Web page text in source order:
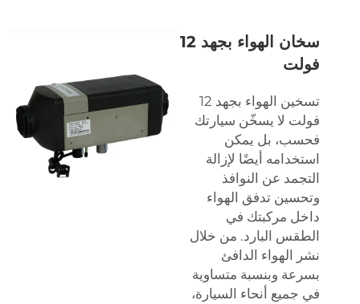
سخان الهواء بجهد 12
فولت
تسخين الهواء بجهد 12
فولت لا يسخّن سيارتك
فحسب، بل يمكن
استخدامه أيضًا لإزالة
التجمد عن النوافذ
وتحسين تدفق الهواء
داخل مركبتك في
الطقس البارد. من خلال
نشر الهواء الدافئ
بسرعة وبنسبة متساوية
في جميع أنحاء السيارة،